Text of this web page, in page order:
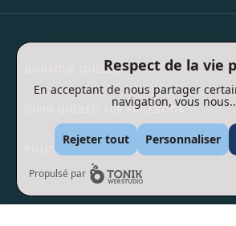
BONJOUR QUÉBEC
DIVIN QUÉBEC SUR FACEBOOK
POLITIQUE DE CONFIDENTIALITÉ
Respect de la vie
En acceptant de nous partager
navigation, vous
Rejeter tout Personnaliser
Propulsé par